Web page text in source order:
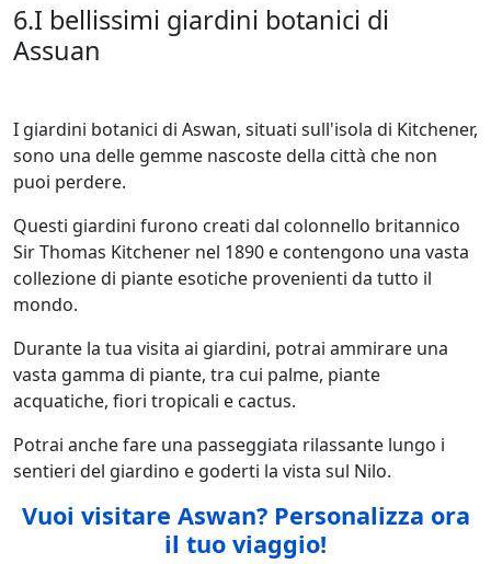
6.I bellissimi giardini botanici di
Assuan
I giardini botanici di Aswan, situati sull'isola di Kitchener,
sono una delle gemme nascoste della città che non
puoi perdere.
Questi giardini furono creati dal colonnello britannico
Sir Thomas Kitchener nel 1890 e contengono una vasta
collezione di piante esotiche provenienti da tutto il
mondo.
Durante la tua visita ai giardini, potrai ammirare una
vasta gamma di piante, tra cui palme, piante
acquatiche, fiori tropicali e cactus.
Potrai anche fare una passeggiata rilassante lungo i
sentieri del giardino e goderti la vista sul Nilo.
Vuoi visitare Aswan? Personalizza ora
il tuo viaggio!